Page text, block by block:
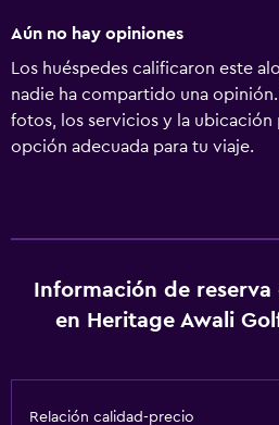
Aún no hay opiniones
Los huéspedes calificaron este
nadie ha compartido una opinión.
fotos, los servicios y la ubicación
opción adecuada para tu viaje.
Información de
en Heritage Awali
Relación calidad-precio